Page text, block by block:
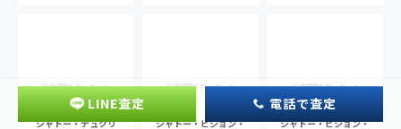
シャトー・デュクリ シャトー・ピション・ シャトー・ピション・
LINE査定 電話で査定